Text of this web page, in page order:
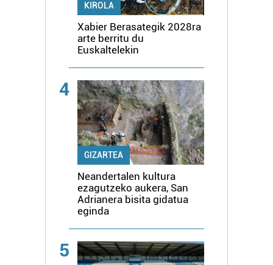
KIROLA
Xabier Berasategik 2028ra
arte berritu du
Euskaltelekin
4
GIZARTEA
Neandertalen kultura
ezagutzeko aukera, San
Adrianera bisita gidatua
eginda
5